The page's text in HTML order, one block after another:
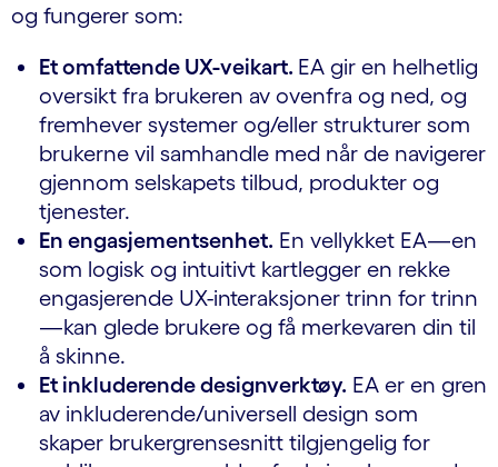
og fungerer som:
Et omfattende UX-veikart. EA gir en helhetlig
oversikt fra brukeren av ovenfra og ned, og
fremhever systemer og/eller strukturer som
brukerne vil samhandle med når de navigerer
gjennom selskapets tilbud, produkter og
tjenester.
En engasjementsenhet. En vellykket EA—en
som logisk og intuitivt kartlegger en rekke
engasjerende UX-interaksjoner trinn for trinn
—kan glede brukere og få merkevaren din til
å skinne.
Et inkluderende designverktøy. EA er en gren
av inkluderende/universell design som
skaper brukergrensesnitt tilgjengelig for